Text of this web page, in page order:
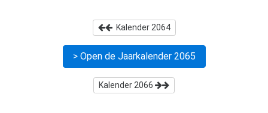
Kalender 2064
> Open de Jaarkalender 2065
Kalender 2066